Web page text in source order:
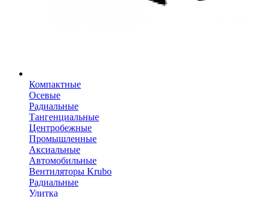
Компактные
Осевые
Радиальные
Тангенциальные
Центробежные
Промышленные
Аксиальные
Автомобильные
Вентиляторы Krubo
Радиальные
Улитка